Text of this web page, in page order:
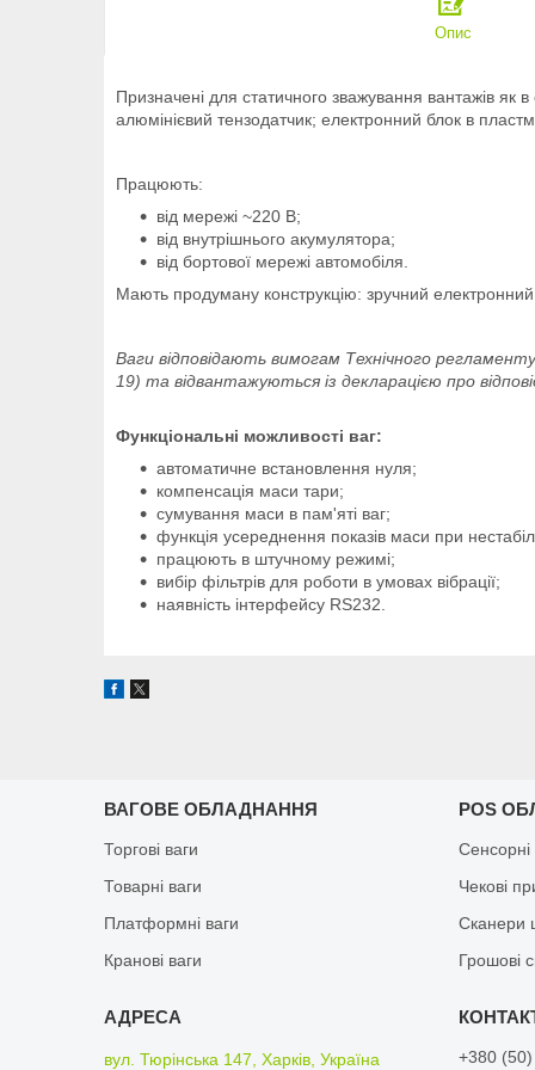
Опис
Призначені для статичного зважування вантажів як
алюмінієвий тензодатчик; електронний блок в
Працюють:
від мережі ~220 В;
від внутрішнього акумулятора;
від бортової мережі автомобіля.
Мають продуману конструкцію: зручний
Ваги відповідають вимогам Технічного
19) та відвантажуються із декларацією про
Функціональні можливості ваг:
автоматичне встановлення нуля;
компенсація маси тари;
сумування маси в пам'яті ваг;
функція усереднення показів маси при
працюють в штучному режимі;
вибір фільтрів для роботи в умовах вібрації;
наявність інтерфейсу RS232.
ВАГОВЕ ОБЛАДНАННЯ
Торгові ваги
Товарні ваги
Платформні ваги
Кранові ваги
POS
Сенсорні
Чекові
Сканери
Грошові
вул. Тюрінська 147, Харків, Україна +380